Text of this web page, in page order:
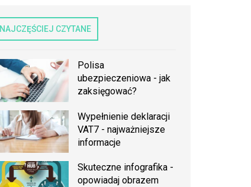
NAJCZĘŚCIEJ CZYTANE
Polisa
ubezpieczeniowa - jak
zaksięgować?
Wypełnienie deklaracji
VAT7 - najważniejsze
informacje
Skuteczne infografika -
opowiadaj obrazem